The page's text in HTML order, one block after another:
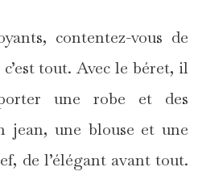
contentez-vous de
tout. Avec le béret, il
une robe et des
jean, une blouse et une
de l’élégant avant tout.